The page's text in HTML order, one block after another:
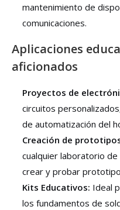
mantenimiento de
comunicaciones.
Aplicaciones
aficionados
Proyectos de
circuitos
de automatización del
Creación de
cualquier laboratorio
crear y probar
Kits Educativos: Ideal
los fundamentos de